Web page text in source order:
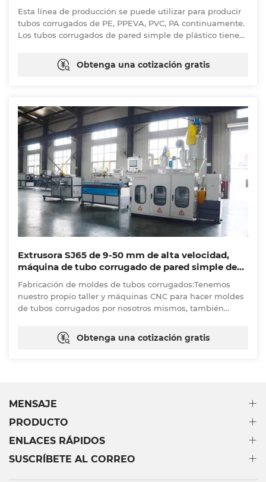
Esta línea de producción se puede utilizar para producir
tubos corrugados de PE, PPEVA, PVC, PA continuamente.
Los tubos corrugados de pared simple de plástico tienen
resistencia a la corrosión y a la abrasión, alta intensidad y
buena flexibilidad, etc. Son ampliamente utilizados en
protección de lámparas y cables de linterna, tubos de aire
acondicionado y lavadora, etc.
Obtenga una cotización gratis
Extrusora SJ65 de 9-50 mm de alta velocidad,
máquina de tubo corrugado de pared simple de
plástico de 30 m / minuto
Fabricación de moldes de tubos corrugados:Tenemos
nuestro propio taller y máquinas CNC para hacer moldes
de tubos corrugados por nosotros mismos, también
tubos corrugados de acuerdo con los requisitos del
Obtenga una cotización gratis
MENSAJE
PRODUCTO
ENLACES RÁPIDOS
SUSCRÍBETE AL CORREO